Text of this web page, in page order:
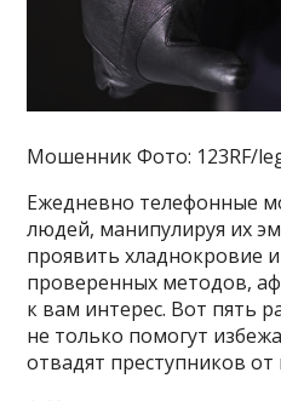
Мошенник Фото: 123RF/
Ежедневно телефонные
людей, манипулируя их
проявить хладнокровие
проверенных методов,
к вам интерес. Вот пять
не только помогут
отвадят преступников